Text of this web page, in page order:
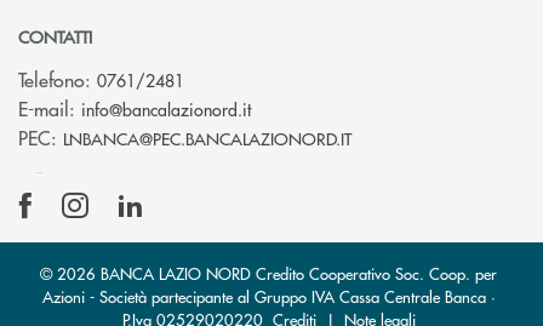
CONTATTI
Telefono: 0761/2481
E-mail: info@bancalazionord.it(si apre l’app di posta elettronica)
PEC: LNBANCA@PEC.BANCALAZIONORD.IT(si apre l’app di posta
© 2026 BANCA LAZIO NORD Credito Cooperativo Soc. Coop. per
Azioni - Società partecipante al Gruppo IVA Cassa Centrale Banca ·
P.Iva 02529020220 Crediti| Note legali